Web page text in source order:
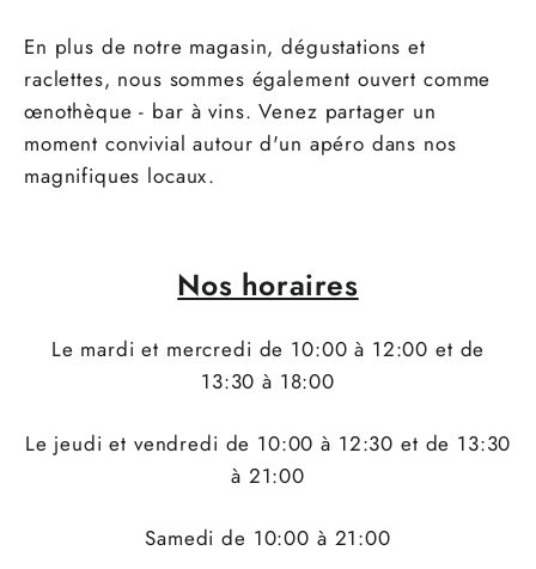
En plus de notre magasin, dégustations et
raclettes, nous sommes également ouvert comme
œnothèque - bar à vins. Venez partager un
moment convivial autour d'un apéro dans nos
magnifiques locaux.
Nos horaires
Le mardi et mercredi de 10:00 à 12:00 et de
13:30 à 18:00
Le jeudi et vendredi de 10:00 à 12:30 et de 13:30
à 21:00
Samedi de 10:00 à 21:00